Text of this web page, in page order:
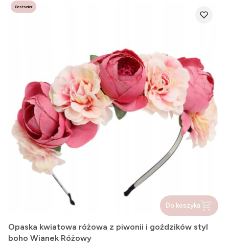
Bestseller
Do koszyka
Opaska kwiatowa różowa z piwonii i goździków styl
boho Wianek Różowy